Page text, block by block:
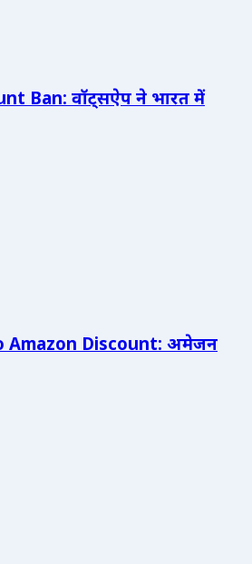
Ban: वॉट्सऐप ने भारत में
Amazon Discount: अमेजन